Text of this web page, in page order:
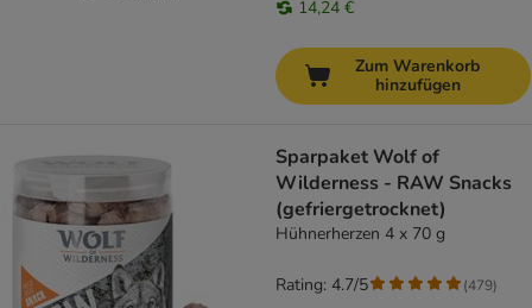
14,24 €
Zum Warenkorb
hinzufügen
Sparpaket Wolf of
Wilderness - RAW Snacks
(gefriergetrocknet)
Hühnerherzen 4 x 70 g
Rating: 4.7/5 (479)